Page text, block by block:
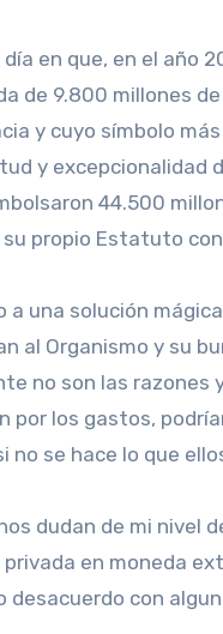
día en que, en el año
de 9.800 millones
y cuyo símbolo
y excepcionalidad
44.500
propio Estatuto
a una solución
al Organismo y su
no son las razones
por los gastos,
no se hace lo que
dudan de mi nivel
privada en moneda
desacuerdo con